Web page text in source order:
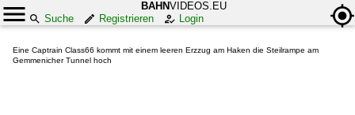
BAHNVIDEOS.EU
Suche
Registrieren Login
Eine Captrain Class66 kommt mit einem leeren Erzzug am Haken die Steilrampe am
Gemmenicher Tunnel hoch